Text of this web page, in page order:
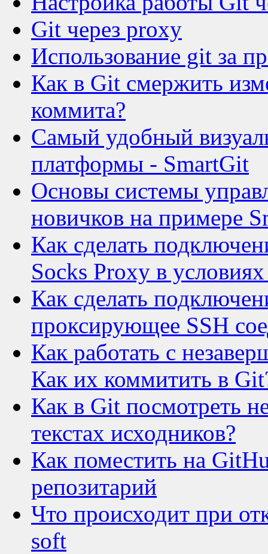
Git через proxy
Использование git за
Как в Git смержить
коммита?
Самый удобный
платформы - SmartGit
Основы системы
новичков на примере
Как сделать
Socks Proxy в
Как сделать
проксирующее SSH
Как работать с
Как их коммитить в
Как в Git посмотреть
текстах исходников?
Как поместить на
репозитарий
Что происходит при
soft